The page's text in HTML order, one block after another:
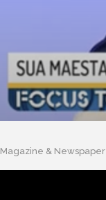
Magazine & Newspaper